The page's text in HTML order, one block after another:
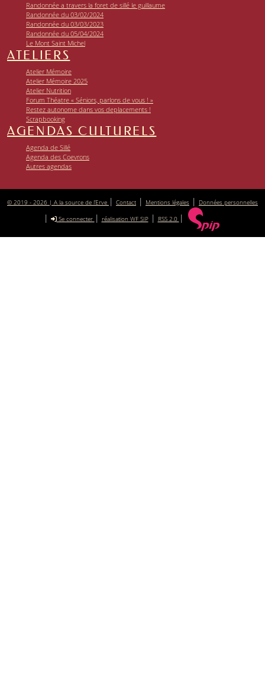
Randonnée a travers la foret de sillé le guillaume
Randonnée du 03/02/2024
Randonnée du 03/03/2023
Randonnée du 05/04/2024
Le Mont Saint Michel
ATELIERS
Atelier Mémoire
Atelier Mémoire 2025
Atelier Nutrition
Forum Théatre « Séniors, parlons de vous ! »
Restez autonome dans vos deplacements !
Scrapbooking
AGENDAS CULTURELS
Agenda de Sillé
Agenda des Coevrons
Autres agendas
© 2019 - 2026 | A la source de l’Erve | Contact | Mentions légales | Données personnelles
| Se connecter | réalisation WF SIP| RSS 2.0 |